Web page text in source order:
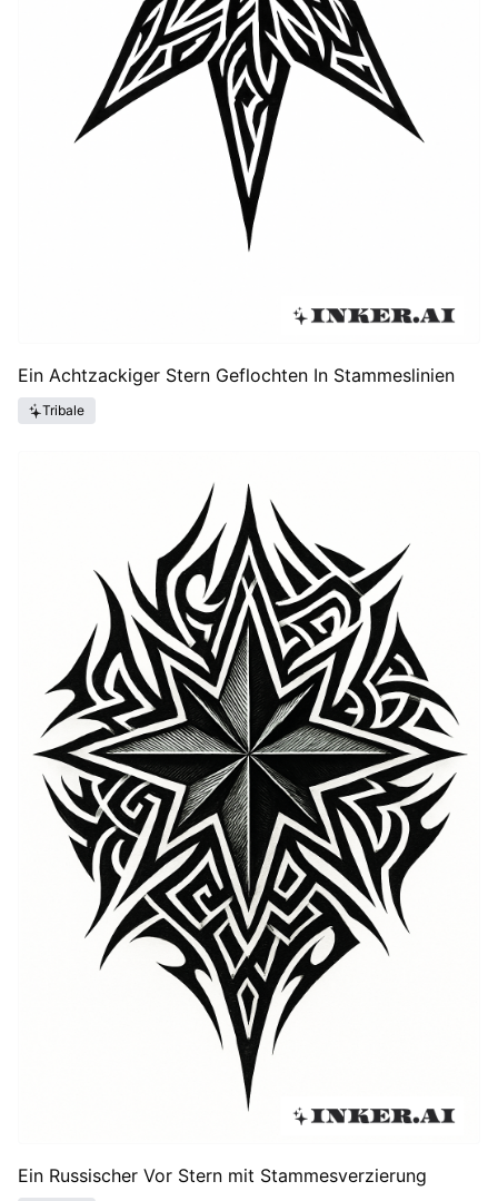
Ein Achtzackiger Stern Geflochten In Stammeslinien
Tribale
Ein Russischer Vor Stern mit Stammesverzierung